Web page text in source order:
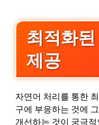
최적화
제공
자연어 처리를 통한
구에 부응하는 것에
개선하는 것이 궁극